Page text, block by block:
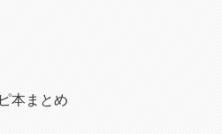
本まとめ